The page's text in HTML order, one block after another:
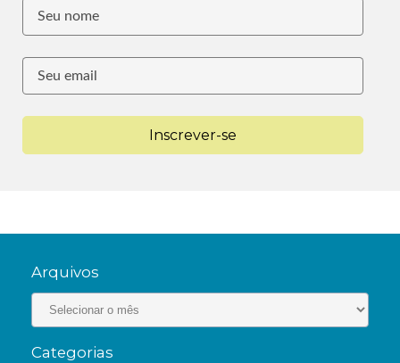
Inscrever-se
Arquivos
Categorias